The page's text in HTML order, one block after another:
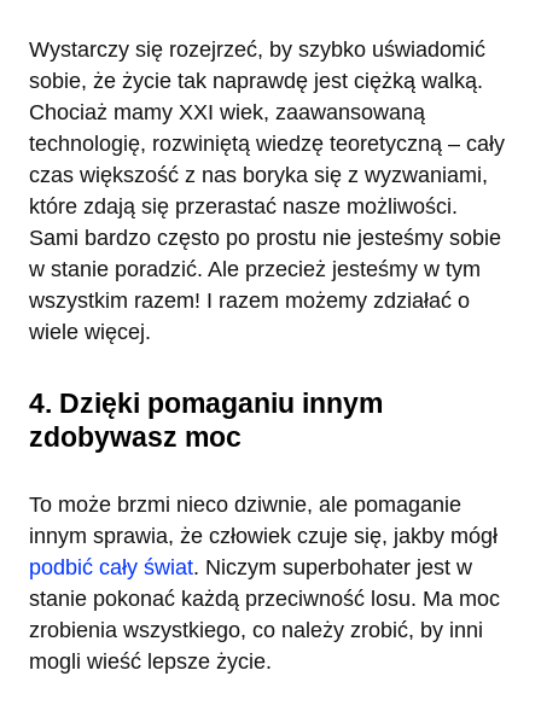
Wystarczy się rozejrzeć, by szybko uświadomić
sobie, że życie tak naprawdę jest ciężką walką.
Chociaż mamy XXI wiek, zaawansowaną
technologię, rozwiniętą wiedzę teoretyczną – cały
czas większość z nas boryka się z wyzwaniami,
które zdają się przerastać nasze możliwości.
Sami bardzo często po prostu nie jesteśmy sobie
w stanie poradzić. Ale przecież jesteśmy w tym
wszystkim razem! I razem możemy zdziałać o
wiele więcej.
4. Dzięki pomaganiu innym
zdobywasz moc
To może brzmi nieco dziwnie, ale pomaganie
innym sprawia, że człowiek czuje się, jakby mógł
podbić cały świat. Niczym superbohater jest w
stanie pokonać każdą przeciwność losu. Ma moc
zrobienia wszystkiego, co należy zrobić, by inni
mogli wieść lepsze życie.